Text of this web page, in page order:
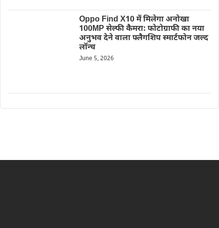
Oppo Find X10 में मिलेगा अनोखा
100MP सेल्फी कैमरा: फोटोग्राफी का नया
अनुभव देने वाला फ्लैगशिप स्मार्टफोन जल्द
लॉन्च
June 5, 2026